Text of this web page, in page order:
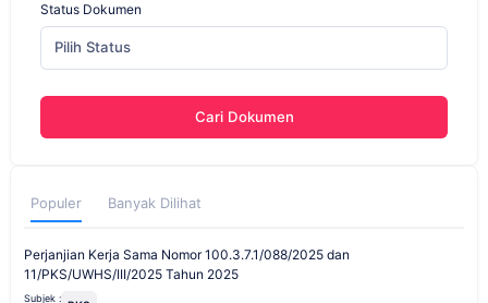
Status Dokumen
Pilih Status
Cari Dokumen
Populer Banyak Dilihat
Perjanjian Kerja Sama Nomor 100.3.7.1/088/2025 dan
11/PKS/UWHS/III/2025 Tahun 2025
Subjek :